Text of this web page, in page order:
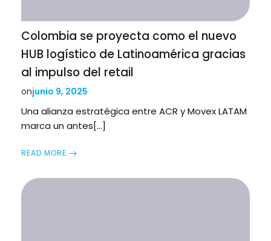
Colombia se proyecta como el nuevo
HUB logístico de Latinoamérica gracias
al impulso del retail
onjunio 9, 2025
Una alianza estratégica entre ACR y Movex LATAM
marca un antes[…]
READ MORE